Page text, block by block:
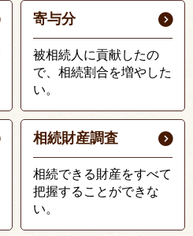
寄与分
被相続人に貢献したの
で、相続割合を増やした
い。
相続財産調査
相続できる財産をすべて
把握することができな
い。